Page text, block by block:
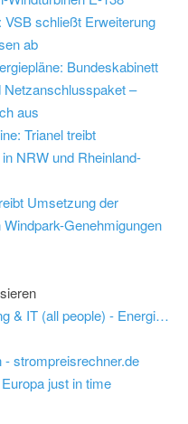
schließt Erweiterung
ab
Bundeskabinett
–
aus
Trianel treibt
NRW und Rheinland-
Umsetzung der
Genehmigungen
Job: Projektmanager Digitalisierung & IT (all people) - Energieforen Leipzig GmbH
strompreisrechner.de
just in time